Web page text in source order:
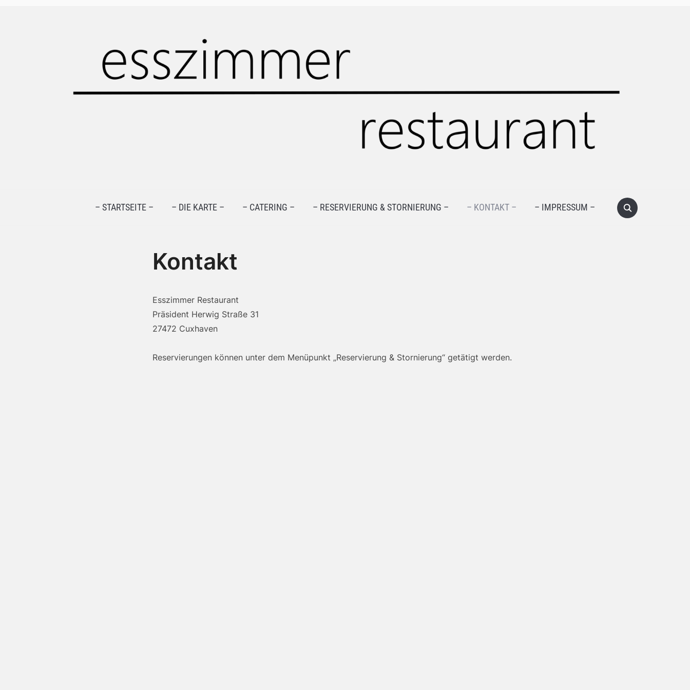
– STARTSEITE – – DIE KARTE – – CATERING – – RESERVIERUNG & STORNIERUNG – – KONTAKT – – IMPRESSUM –
Kontakt
Esszimmer Restaurant
Präsident Herwig Straße 31
27472 Cuxhaven
Reservierungen können unter dem Menüpunkt „Reservierung & Stornierung“ getätigt werden.